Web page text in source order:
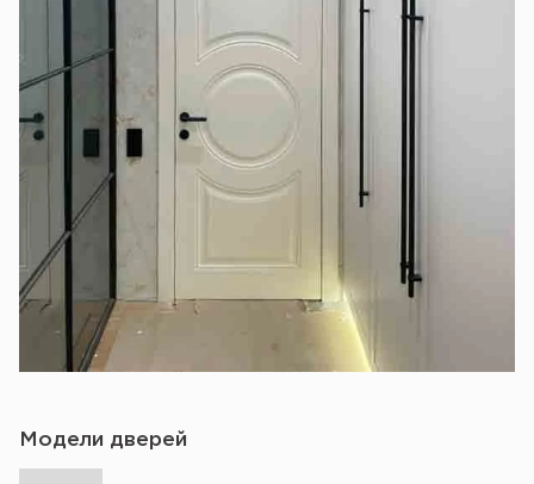
Модели дверей